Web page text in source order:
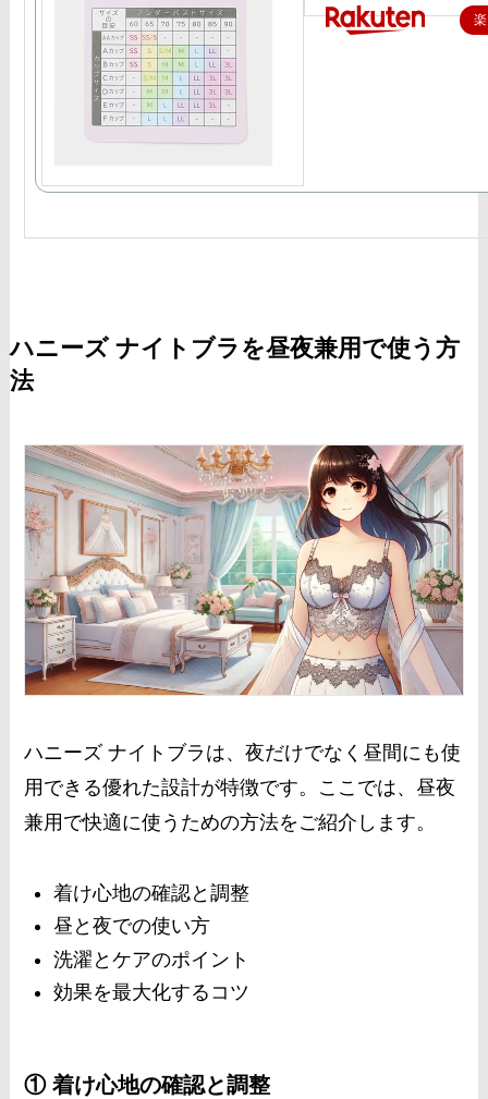
ハニーズ ナイトブラを昼夜兼用で使う方
法
ハニーズ ナイトブラは、夜だけでなく昼間にも使
用できる優れた設計が特徴です。ここでは、昼夜
兼用で快適に使うための方法をご紹介します。
着け心地の確認と調整
昼と夜での使い方
洗濯とケアのポイント
効果を最大化するコツ
① 着け心地の確認と調整